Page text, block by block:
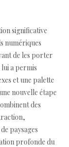
significative
numériques
de les porter
a permis
et une palette
nouvelle étape
des
paysages
profonde du